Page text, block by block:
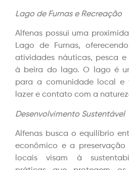
Lago de Furnas e Recreação
Alfenas possui uma
Lago de Furnas,
atividades náuticas, pesca e
à beira do lago. O lago é
para a comunidade local e
lazer e contato com a
Desenvolvimento Sustentável
Alfenas busca o equilíbrio
econômico e a preservação
locais visam à